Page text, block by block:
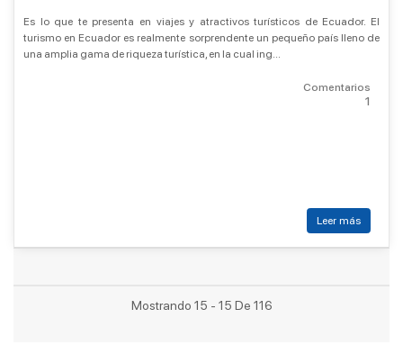
Es lo que te presenta en viajes y atractivos turísticos de Ecuador. El
turismo en Ecuador es realmente sorprendente un pequeño país lleno de
una amplia gama de riqueza turística, en la cual ing...
Comentarios
1
Leer más
Mostrando 15 - 15 De 116